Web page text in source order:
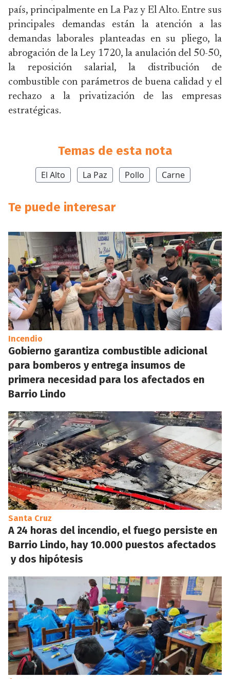
país, principalmente en La Paz y El Alto. Entre sus
principales demandas están la atención a las
demandas laborales planteadas en su pliego, la
abrogación de la Ley 1720, la anulación del 50-50,
la reposición salarial, la distribución de
combustible con parámetros de buena calidad y el
rechazo a la privatización de las empresas
estratégicas.
Temas de esta nota
El Alto La Paz Pollo Carne
Te puede interesar
Incendio
Gobierno garantiza combustible adicional
para bomberos y entrega insumos de
primera necesidad para los afectados en
Barrio Lindo
Santa Cruz
A 24 horas del incendio, el fuego persiste en
Barrio Lindo, hay 10.000 puestos afectados
y dos hipótesis